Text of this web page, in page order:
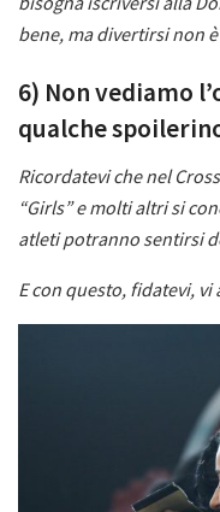
bene, ma divertirsi non
6) Non vediamo
qualche
Ricordatevi che nel
“Girls” e molti altri si
atleti potranno sentirsi
E con questo, fidatevi,